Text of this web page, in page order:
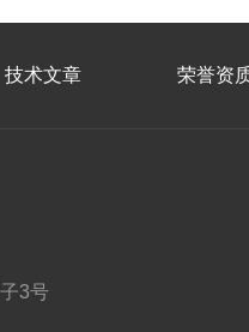
技术文章 荣誉资
3号